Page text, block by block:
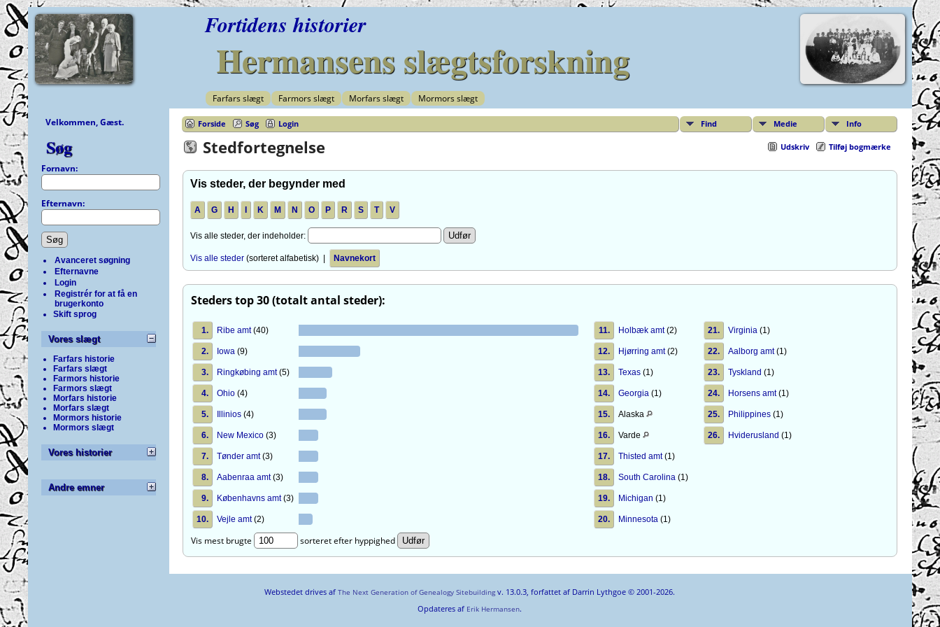
Fortidens historier
Hermansens slægtsforskning
Farfars slægt Farmors slægt Morfars slægt
Mormors slægt
Velkommen, Gæst.
Søg
Fornavn:
Efternavn:
Avanceret søgning
Efternavne
Login
Registrér for at få en
brugerkonto
Skift sprog
Vores slægt
Farfars historie
Farfars slægt
Farmors historie
Farmors slægt
Morfars historie
Morfars slægt
Mormors historie
Mormors slægt
Vores historier
Andre emner
Forside Søg Login Find Medie Info
Udskriv Tilføj bogmærke
Stedfortegnelse
Vis steder, der begynder med
A G H K M N O P R S T V
Vis alle steder, der indeholder:
Vis alle steder (sorteret alfabetisk) | Navnekort
Steders top 30 (totalt antal steder):
1. Ribe amt(40)
2. Iowa (9)
3. Ringkøbing amt(5)
4. Ohio (4)
5. Illinios (4)
6. New Mexico (3)
7. Tønder amt(3)
8. Aabenraa amt(3)
9. Københavns amt(3)
10. Vejle amt(2)
11. Holbæk amt(2)
12. Hjørring amt(2)
13. Texas (1)
14. Georgia (1)
15. Alaska
16. Varde
17. Thisted amt(1)
18. South Carolina (1)
19. Michigan (1)
20. Minnesota (1)
21. Virginia (1)
22. Aalborg amt(1)
23. Tyskland (1)
24. Horsens amt(1)
25. Philippines (1)
26. Hviderusland (1)
Vis mest brugte sorteret efter hyppighed
Webstedet drives afThe Next Generation of Genealogy Sitebuilding v. 13.0.3, forfattet af Darrin Lythgoe © 2001-2026.
Opdateres af Erik Hermansen.